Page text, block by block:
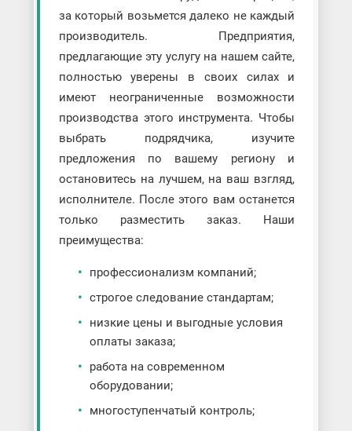
за который возьмется далеко не каждый
производитель. Предприятия,
предлагающие эту услугу на нашем сайте,
полностью уверены в своих силах и
имеют неограниченные возможности
производства этого инструмента. Чтобы
выбрать подрядчика, изучите
предложения по вашему региону и
остановитесь на лучшем, на ваш взгляд,
исполнителе. После этого вам останется
только разместить заказ. Наши
преимущества:
профессионализм компаний;
строгое следование стандартам;
низкие цены и выгодные условия
оплаты заказа;
работа на современном
оборудовании;
многоступенчатый контроль;